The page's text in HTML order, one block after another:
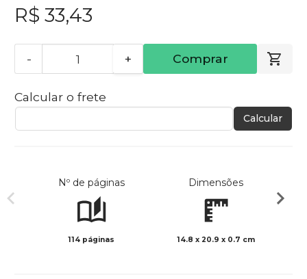
R$ 33,43
- + Comprar
Calcular o frete
Calcular
Nº de páginas
114 páginas
Dimensões
14.8 x 20.9 x 0.7 cm